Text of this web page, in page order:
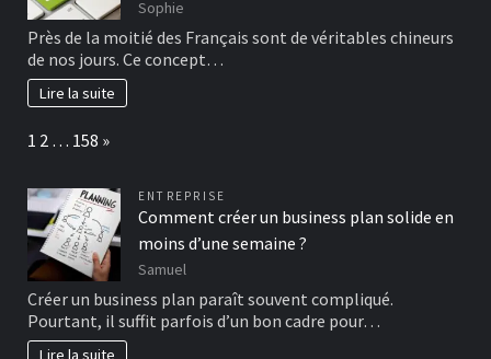
Sophie
Près de la moitié des Français sont de véritables chineurs
de nos jours. Ce concept…
Lire la suite
Page:
1 2 … 158 Next
»
ENTREPRISE
Comment créer un business plan solide en
moins d’une semaine ?
Samuel
Créer un business plan paraît souvent compliqué.
Pourtant, il suffit parfois d’un bon cadre pour…
Lire la suite